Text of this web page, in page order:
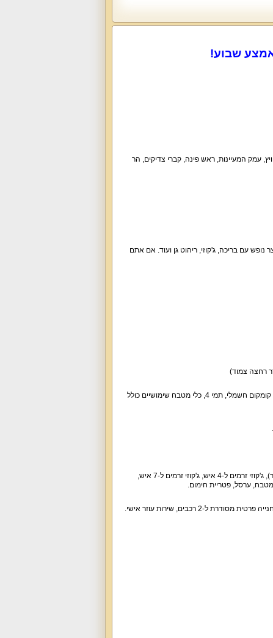
אמצע שבוע!
עמק המעיינות, ראש פינה, קברי צדיקים, הר
חצר נופש עם בריכה, ג'קוזי, ריהוט גן ועוד. אם אתם
רחצה צמוד)
אורחי הווילה נהנים ממטבח מאובזר שיש בו הכול. במטבח מקרר גדול, תנור, כיריים, מיקרוגל, טוסטר, קומקום חשמלי, תמי 4, כלי מטבח שימושיים כולל
חצר נופש מושקעת ומטופחת עם בריכה פרטית (מחוממת מקורה מגודרת, אינטקס, עומק עד 1.3 מטר), ג'קוזי זרמים ל-4 איש, ג'קוזי זרמים ל-7 איש,
האורחים של וילה מצפה גליל נהנים גם מאינטרנט אלחוטי, ערוצי הוט, נטפליקס, מגהץ, ערכת קפה, חנייה פרטית מסודרת ל-2 רכבים, שירות עוזר אישי.